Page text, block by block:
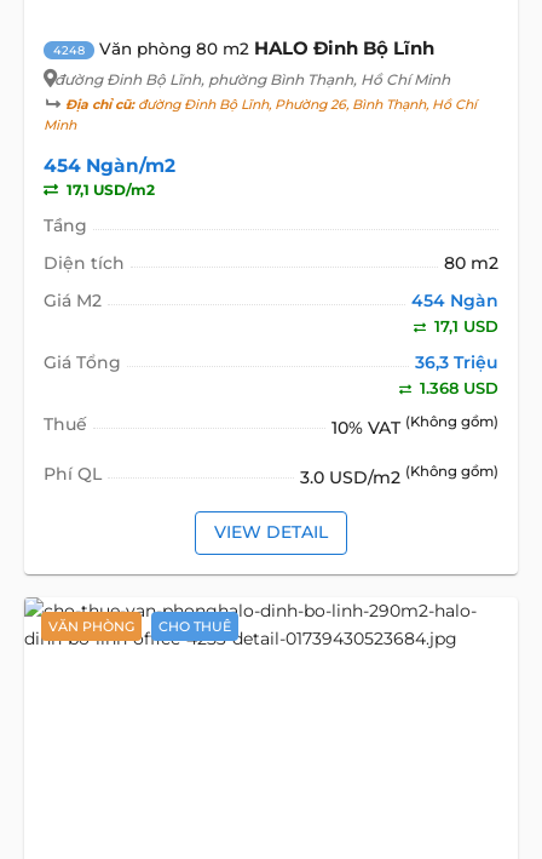
4248 Văn phòng 80 m2 HALO Đinh Bộ Lĩnh
đường Đinh Bộ Lĩnh, phường Bình Thạnh, Hồ Chí Minh
Địa chỉ cũ:đường Đinh Bộ Lĩnh, Phường 26, Bình Thạnh, Hồ Chí
Minh
454 Ngàn/m2
17,1 USD/m2
Tầng
Diện tích
80 m2
Giá M2
454 Ngàn
17,1 USD
Giá Tổng 36,3 Triệu
1.368 USD
Thuế 10% VAT (Không gồm)
Phí QL 3.0 USD/m2 (Không gồm)
VIEW DETAIL
VĂN PHÒNG CHO THUÊ